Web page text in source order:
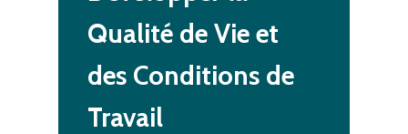
Qualité de Vie et
des Conditions de
Travail